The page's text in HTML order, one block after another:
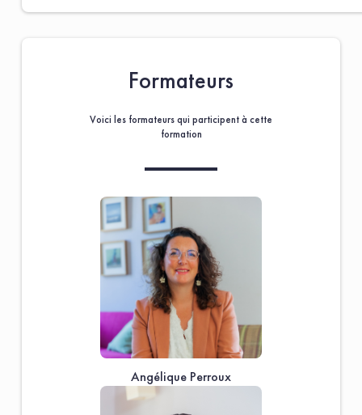
Formateurs
Voici les formateurs qui participent à cette
formation
Angélique Perroux